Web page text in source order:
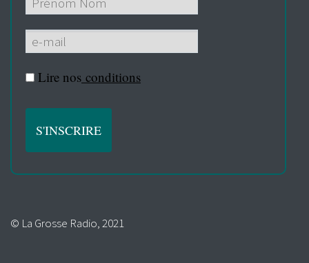
Lire nos conditions
© La Grosse Radio, 2021